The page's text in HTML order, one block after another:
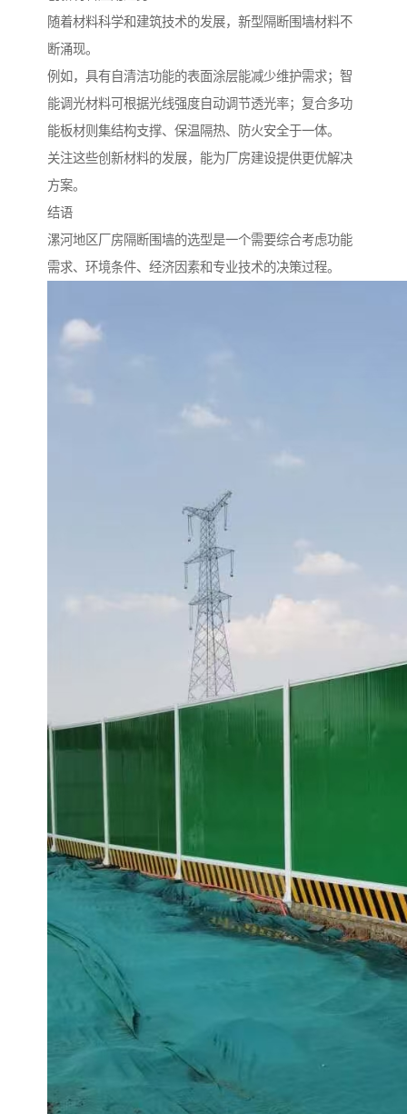
随着材料科学和建筑技术的发展，新型隔断围墙材料不
断涌现。
例如，具有自清洁功能的表面涂层能减少维护需求；智
能调光材料可根据光线强度自动调节透光率；复合多功
能板材则集结构支撑、保温隔热、防火安全于一体。
关注这些创新材料的发展，能为厂房建设提供更优解决
方案。
结语
漯河地区厂房隔断围墙的选型是一个需要综合考虑功能
需求、环境条件、经济因素和专业技术的决策过程。